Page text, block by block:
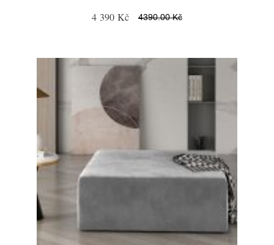
4 390 Kč 4390.00 Kč